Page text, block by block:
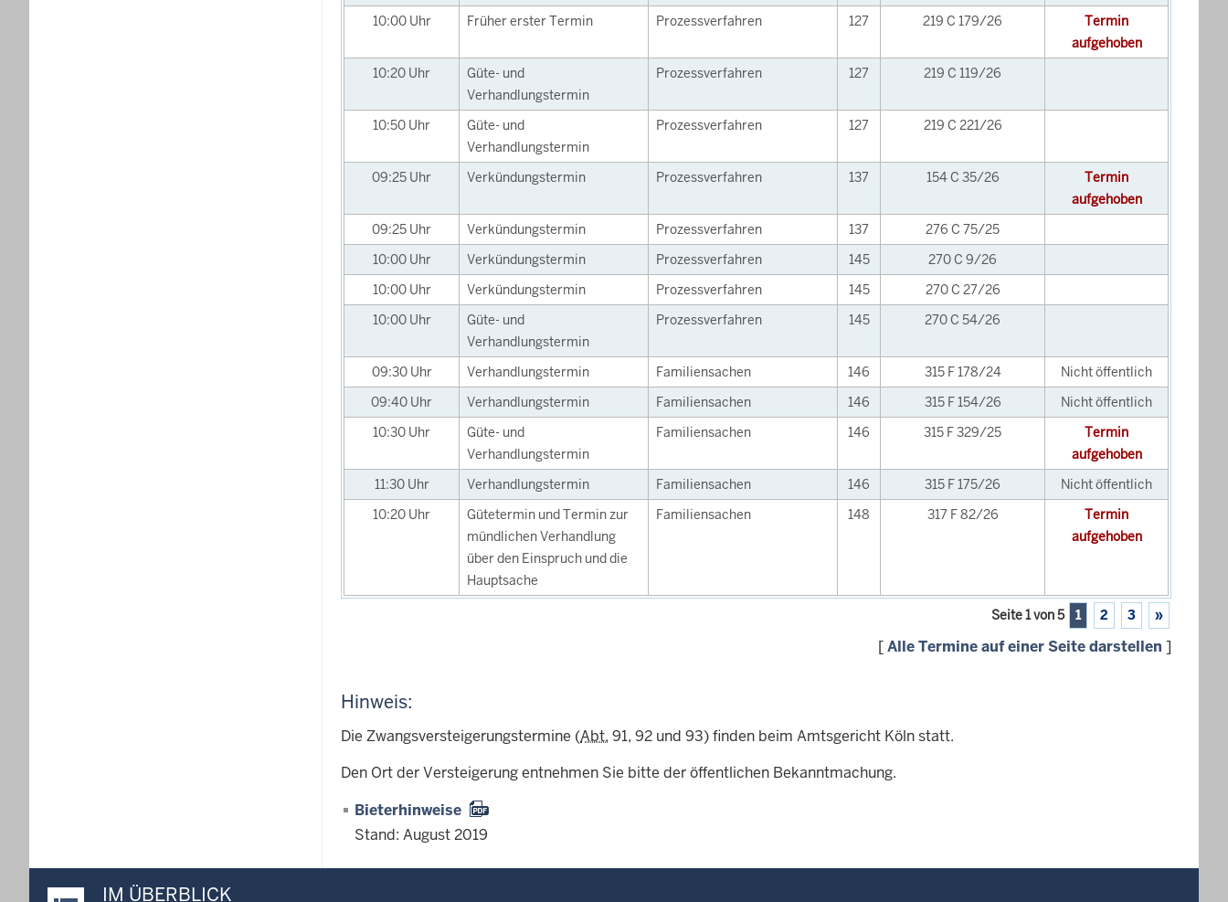
10:00 Uhr Früher erster Termin Prozessverfahren 127 219 C 179/26
Termin
aufgehoben
10:20 Uhr
Güte- und
Verhandlungstermin
Prozessverfahren 127 219 C 119/26
10:50 Uhr
Güte- und
Verhandlungstermin
Prozessverfahren 127 219 C 221/26
09:25 Uhr Verkündungstermin Prozessverfahren 137 154 C 35/26
Termin
aufgehoben
09:25 Uhr Verkündungstermin Prozessverfahren 137
276 C 75/25
10:00 Uhr Verkündungstermin Prozessverfahren 145
270 C 9/26
10:00 Uhr Verkündungstermin Prozessverfahren 145
270 C 27/26
10:00 Uhr
Güte- und
Verhandlungstermin
Prozessverfahren 145 270 C 54/26
09:30 Uhr Verhandlungstermin Familiensachen 146 315 F 178/24
Nicht öffentlich
09:40 Uhr Verhandlungstermin Familiensachen 146 315 F 154/26
Nicht öffentlich
10:30 Uhr
Güte- und
Verhandlungstermin
Familiensachen 146 315 F 329/25
Termin
aufgehoben
11:30 Uhr Verhandlungstermin Familiensachen 146 315 F 175/26
Nicht öffentlich
10:20 Uhr
Gütetermin und Termin zur
mündlichen Verhandlung
über den Einspruch und die
Hauptsache
Familiensachen 148 317 F 82/26
Termin
aufgehoben
Seite 1 von 5 1 2 3 »
[Alle Termine auf einer Seite darstellen ]
Hinweis:
Die Zwangsversteigerungstermine (Abt. 91, 92 und 93) finden beim Amtsgericht Köln statt.
Den Ort der Versteigerung entnehmen Sie bitte der öffentlichen Bekanntmachung.
Bieterhinweise
Stand: August 2019
IM ÜBERBLICK